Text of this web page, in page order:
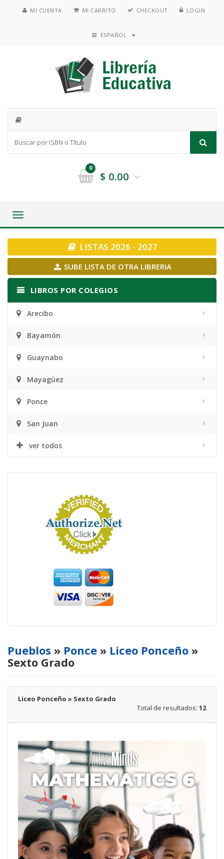
MI CUENTA MI CARRITO CHECKOUT LOGIN
ESPAÑOL
0
$ 0.00
Toggle
LISTAS 2026 - 2027
SUBE LISTA DE OTRA LIBRERIA
LIBROS POR COLEGIOS
Arecibo
Bayamón
Guaynabo
Mayagüez
Ponce
San Juan
ver todos
Pueblos » Ponce » Liceo Ponceño »
Sexto Grado
Liceo Ponceño » Sexto Grado
Total de resultados: 12